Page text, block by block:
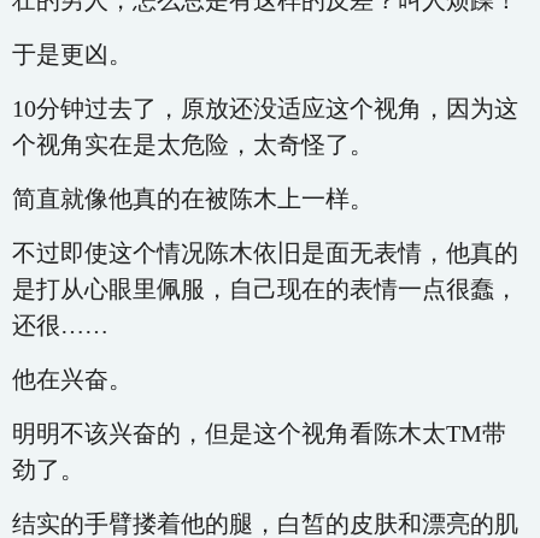
于是更凶。
10分钟过去了，原放还没适应这个视角，因为这
个视角实在是太危险，太奇怪了。
简直就像他真的在被陈木上一样。
不过即使这个情况陈木依旧是面无表情，他真的
是打从心眼里佩服，自己现在的表情一点很蠢，
还很……
他在兴奋。
明明不该兴奋的，但是这个视角看陈木太TM带
劲了。
结实的手臂搂着他的腿，白皙的皮肤和漂亮的肌